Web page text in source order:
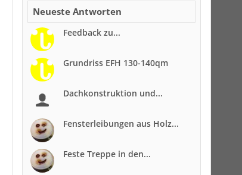
Neueste Antworten
Feedback zu...
Grundriss EFH 130-140qm
Dachkonstruktion und...
Fensterleibungen aus Holz...
Feste Treppe in den...